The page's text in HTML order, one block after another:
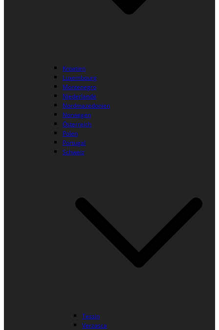
Kroatien
Luxembourg
Montenegro
Niederlande
Nordmazedonien
Norwegen
Österreich
Polen
Portugal
Schweiz
Tessin
Verzasca